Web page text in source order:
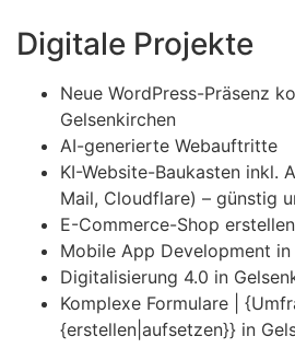
Digitale Projekte
Neue WordPress-Präsenz
Gelsenkirchen
AI-generierte Webauftritte
KI-Website-Baukasten inkl.
Mail, Cloudflare) – günstig
E-Commerce-Shop
Mobile App Development in
Digitalisierung 4.0 in
Komplexe Formulare |
{erstellen|aufsetzen}} in